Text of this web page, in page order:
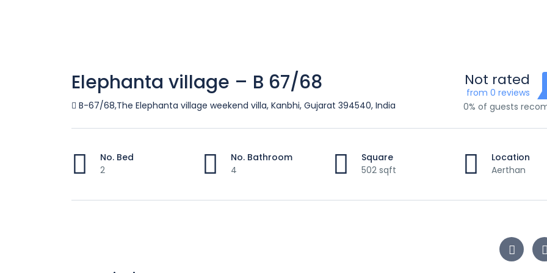
Elephanta village – B 67/68
B-67/68,The Elephanta village weekend villa, Kanbhi, Gujarat 394540, India
Not rated
from 0 reviews
0% of guests
No. Bed
2
No. Bathroom
4
Square
502 sqft
Location
Aerthan